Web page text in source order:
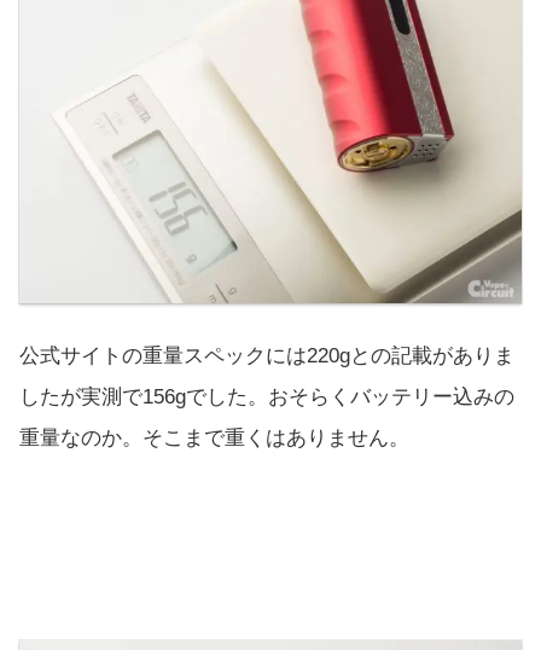
公式サイトの重量スペックには220gとの記載がありま
したが実測で156gでした。おそらくバッテリー込みの
重量なのか。そこまで重くはありません。